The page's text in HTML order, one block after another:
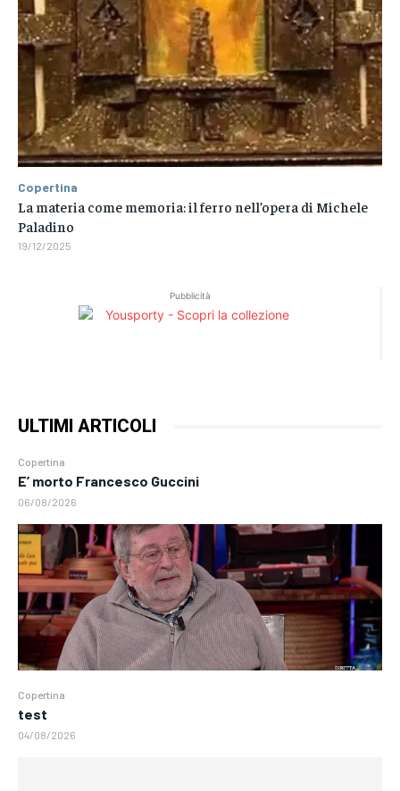
Pubblicità
ULTIMI ARTICOLI
Copertina
E’ morto Francesco Guccini
06/08/2026
Copertina
test
04/08/2026
Copertina
La materia come memoria: il ferro nell’opera di Michele
Paladino
19/12/2025